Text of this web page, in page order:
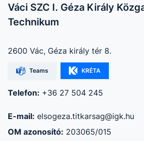
Váci SZC I. Géza Király
Technikum
2600 Vác, Géza király tér 8.
Teams KRÉTA
Telefon: +36 27 504 245
E-mail: elsogeza.titkarsag@igk.hu
OM azonosító: 203065/015